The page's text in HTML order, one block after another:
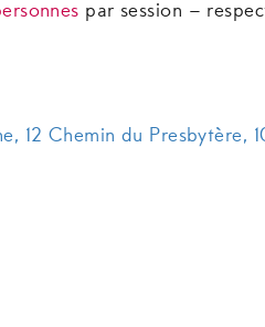
par session –
12 Chemin du Presbytère,